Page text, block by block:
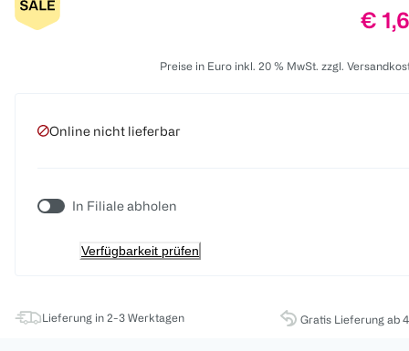
€
Preise in Euro inkl. 20 % MwSt. zzgl.
Online nicht lieferbar
In Filiale abholen
Verfügbarkeit prüfen
Lieferung in 2-3 Werktagen Gratis Lieferung ab